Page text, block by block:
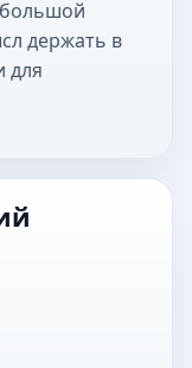
большой
держать в
для